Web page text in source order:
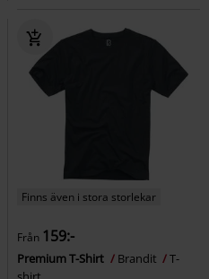
Finns även i stora storlekar
Från 159:-
Premium T-Shirt Brandit
T-